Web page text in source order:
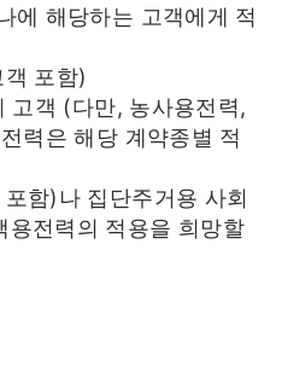
에 해당하는 고객에게 적
포함)
객 (다만, 농사용전력,
력은 해당 계약종별 적
함)나 집단주거용 사회
용전력의 적용을 희망할